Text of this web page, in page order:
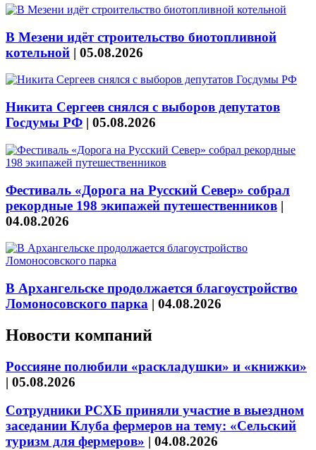
В Мезени идёт строительство биотопливной
котельной | 05.08.2026
Никита Сергеев снялся с выборов депутатов
Госдумы РФ | 05.08.2026
Фестиваль «Дорога на Русский Север» собрал
рекордные 198 экипажей путешественников |
04.08.2026
В Архангельске продолжается благоустройство
Ломоносовского парка | 04.08.2026
Новости компаний
Россияне полюбили «раскладушки» и «книжки»
| 05.08.2026
Сотрудники РСХБ приняли участие в выездном
заседании Клуба фермеров на тему: «Сельский
туризм для фермеров» | 04.08.2026